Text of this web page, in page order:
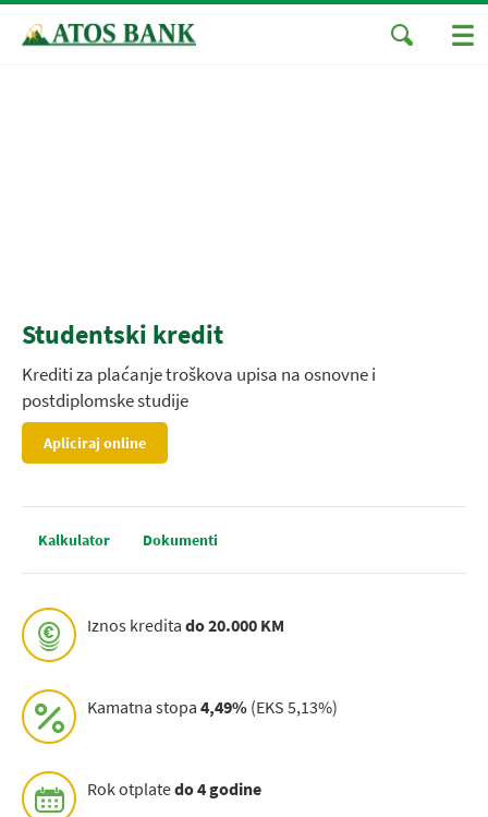
Studentski kredit
Krediti za plaćanje troškova upisa na osnovne i
postdiplomske studije
Apliciraj online
Kalkulator Dokumenti
Iznos kredita do 20.000 KM
Kamatna stopa 4,49% (EKS 5,13%)
Rok otplatedo 4 godine